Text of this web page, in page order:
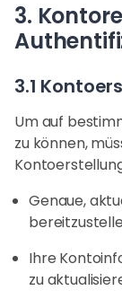
3.
3.1
Um auf
zu können,
Genaue,
Ihre
zu